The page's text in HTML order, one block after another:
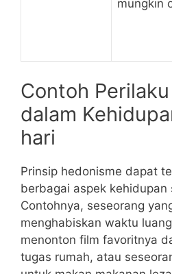
mungkin
Contoh
dalam
hari
Prinsip hedonisme dapat
berbagai aspek kehidupan
Contohnya, seseorang
menghabiskan waktu
menonton film favoritnya
tugas rumah, atau